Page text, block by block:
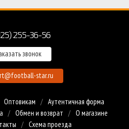
255-36-56
звонок
star.ru
Оптовикам
Аутентичная форма
Обмен и возврат
О магазине
Схема проезда